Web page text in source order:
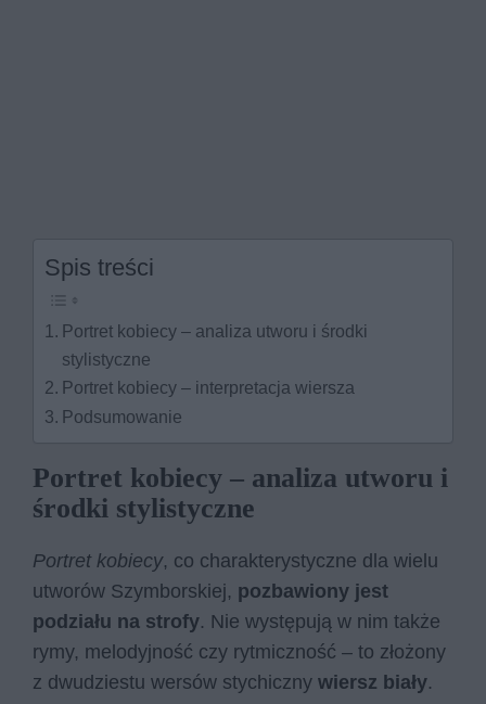
Spis treści
Portret kobiecy – analiza utworu i środki
stylistyczne
Portret kobiecy – interpretacja wiersza
Podsumowanie
Portret kobiecy – analiza utworu i
środki stylistyczne
Portret kobiecy, co charakterystyczne dla wielu
utworów Szymborskiej, pozbawiony jest
podziału na strofy. Nie występują w nim także
rymy, melodyjność czy rytmiczność – to złożony
z dwudziestu wersów stychiczny wiersz biały.